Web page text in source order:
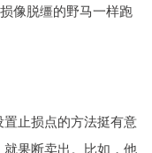
像脱缰的野马一样跑
止损点的方法挺有意
果断卖出。比如，他